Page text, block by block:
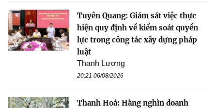
Tuyên Quang: Giám sát việc thực
hiện quy định về kiểm soát quyền
lực trong công tác xây dựng pháp
luật
Thanh Lương
20:21 06/08/2026
Thanh Hoá: Hàng nghìn doanh